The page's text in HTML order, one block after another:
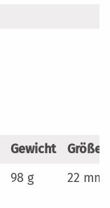
Gewicht
Größe
98 g 22 mm